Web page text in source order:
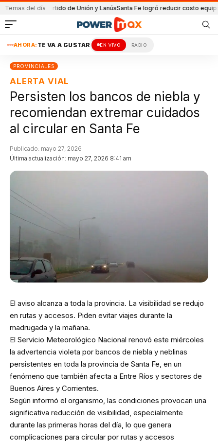
Temas del día
en el partido de Unión y LanúsSanta Fe logró reducir costo equipamiento
AHORA: TE VA A GUSTAR EN VIVO RADIO
PROVINCIALES
ALERTA VIAL
Persisten los bancos de niebla y
recomiendan extremar cuidados
al circular en Santa Fe
Última actualización: mayo 27, 2026 8:41 am
Publicado: mayo 27, 2026
El aviso alcanza a toda la provincia. La visibilidad se redujo
en rutas y accesos. Piden evitar viajes durante la
madrugada y la mañana.
El Servicio Meteorológico Nacional renovó este miércoles
la advertencia violeta por bancos de niebla y neblinas
persistentes en toda la provincia de Santa Fe, en un
fenómeno que también afecta a Entre Ríos y sectores de
Buenos Aires y Corrientes.
Según informó el organismo, las condiciones provocan una
significativa reducción de visibilidad, especialmente
durante las primeras horas del día, lo que genera
complicaciones para circular por rutas y accesos